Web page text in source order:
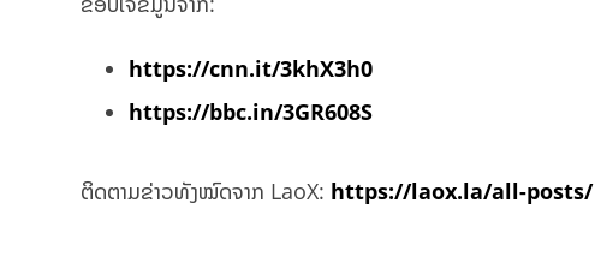
https://cnn.it/3khX3h0
https://bbc.in/3GR608S
ຕິດຕາມຂ່າວທັງໝົດຈາກ LaoX: https://laox.la/all-posts/